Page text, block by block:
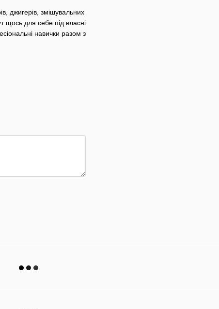
джигерів, змішувальних
щось для себе під власні
навички разом з